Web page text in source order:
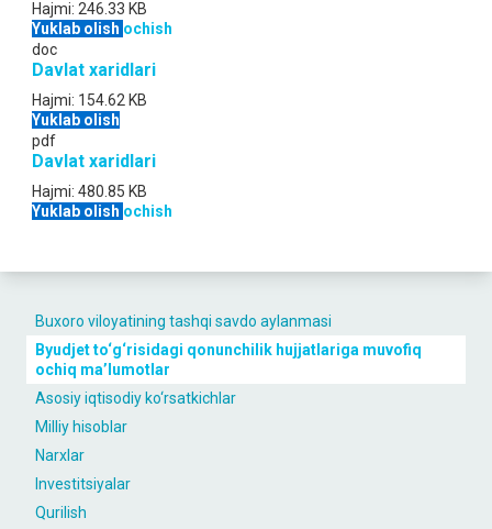
Buxoro viloyatining tashqi savdo aylanmasi
Byudjet to‘g‘risidagi qonunchilik hujjatlariga muvofiq
ochiq maʼlumotlar
Asosiy iqtisodiy ko‘rsatkichlar
Milliy hisoblar
Narxlar
Investitsiyalar
Qurilish
Hajmi: 246.33 KB
Yuklab olish ochish
doc
Davlat xaridlari
Hajmi: 154.62 KB
Yuklab olish
pdf
Davlat xaridlari
Hajmi: 480.85 KB
Yuklab olish ochish